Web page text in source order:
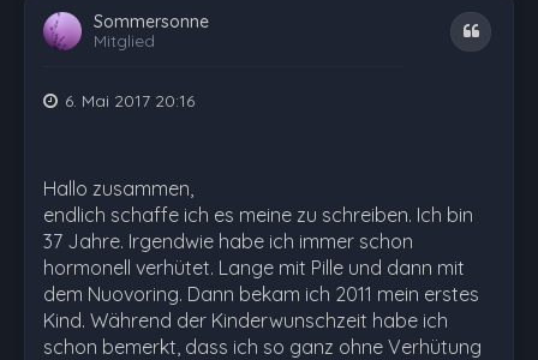
Sommersonne
Mitglied
Zitat
6. Mai 2017 20:16
Hallo zusammen,
endlich schaffe ich es meine zu schreiben. Ich bin
37 Jahre. Irgendwie habe ich immer schon
hormonell verhütet. Lange mit Pille und dann mit
dem Nuovoring. Dann bekam ich 2011 mein erstes
Kind. Während der Kinderwunschzeit habe ich
schon bemerkt, dass ich so ganz ohne Verhütung